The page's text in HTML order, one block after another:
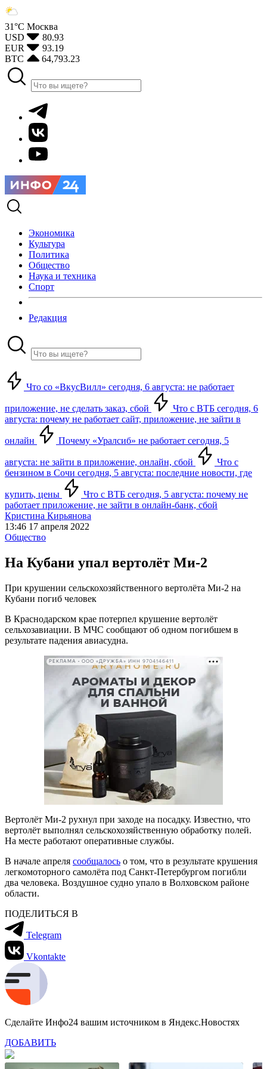
31°С Москва
USD
80.93
EUR
93.19
BTC
64,793.23
Экономика
Культура
Политика
Общество
Наука и техника
Спорт
Редакция
Что со «ВкусВилл» сегодня, 6 августа: не работает
приложение, не сделать заказ, сбой
Что с ВТБ сегодня, 6
августа: почему не работает сайт, приложение, не зайти в
онлайн Почему «Уралсиб» не работает сегодня, 5
августа: не зайти в приложение, онлайн, сбой
Что с
бензином в Сочи сегодня, 5 августа: последние новости, где
купить, цены
Что с ВТБ сегодня, 5 августа: почему не
работает приложение, не зайти в онлайн-банк, сбой
Кристина Кирьянова
13:46 17 апреля 2022
Общество
На Кубани упал вертолёт Ми-2
При крушении сельскохозяйственного вертолёта Ми-2 на
Кубани погиб человек
В Краснодарском крае потерпел крушение вертолёт
сельхозавиации. В МЧС сообщают об одном погибшем в
результате падения авиасудна.
РЕКЛАМА • ООО «ДРУЖБА» ИНН 9704146411
Вертолёт Ми-2 рухнул при заходе на посадку. Известно, что
вертолёт выполнял сельскохозяйственную обработку полей.
На месте работают оперативные службы.
В начале апреля сообщалось о том, что в результате крушения
легкомоторного самолёта под Санкт-Петербургом погибли
два человека. Воздушное судно упало в Волховском районе
области.
ПОДЕЛИТЬСЯ В
Telegram
Vkontakte
Сделайте Инфо24 вашим источником в Яндекс.Новостях
ДОБАВИТЬ